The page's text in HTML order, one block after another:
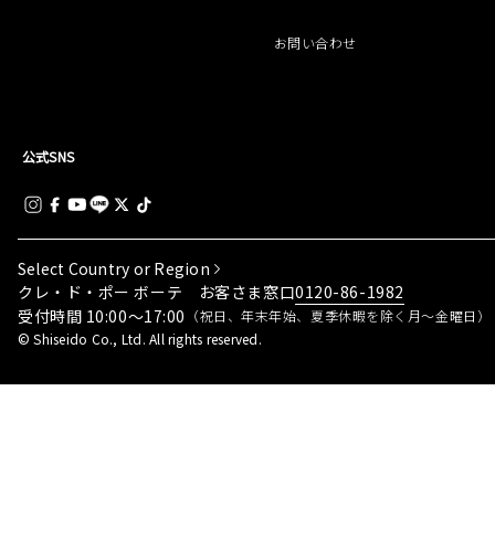
お問い合わせ
公式SNS
Select Country or Region
クレ・ド・ポー ボーテ お客さま窓口0120-86-1982
受付時間 10:00～17:00 （祝日、年末年始、夏季休暇を除く月～金曜日）
© Shiseido Co., Ltd. All rights reserved.